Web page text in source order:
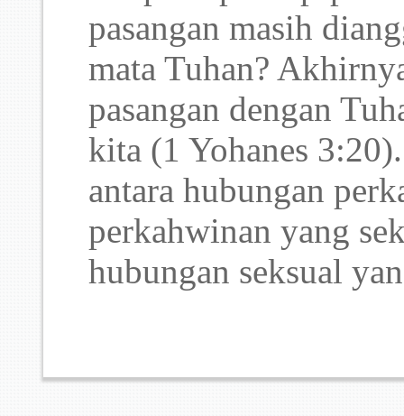
pasangan masih
mata Tuhan?
pasangan dengan
kita (1 Yohanes
antara hubungan
perkahwinan yang
hubungan seksual